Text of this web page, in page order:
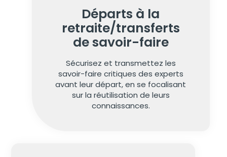
Départs à la
retraite/transferts
de savoir-faire
Sécurisez et transmettez les
savoir-faire critiques des experts
avant leur départ, en se focalisant
sur la réutilisation de leurs
connaissances.